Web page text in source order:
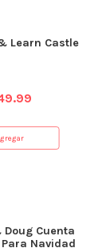
Learn Castle
Cuenta
Navidad